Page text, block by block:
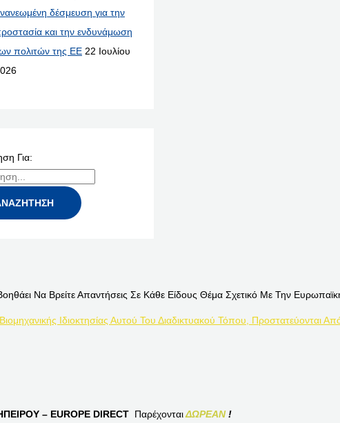
δέσμευση για την
και την ενδυνάμωση
πολιτών της ΕΕ 22 Ιουλίου
Για:
Να Βρείτε Απαντήσεις Σε Κάθε Είδους Θέμα Σχετικό Με Την
Ιδιοκτησίας Αυτού Του Διαδικτυακού Τόπου, Προστατεύονται
– EUROPE DIRECT ΠαρέχονταιΔΩΡΕΑΝ!